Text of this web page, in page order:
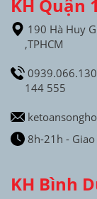
KH Quận
190 Hà Huy
,TPHCM
144 555
8h-21h -
KH Bình